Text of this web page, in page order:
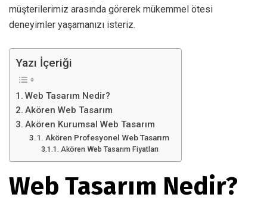
müşterilerimiz arasında görerek mükemmel ötesi
deneyimler yaşamanızı isteriz.
Yazı İçeriği
Web Tasarım Nedir?
Akören Web Tasarım
Akören Kurumsal Web Tasarım
Akören Profesyonel Web Tasarım
Akören Web Tasarım Fiyatları
Web Tasarım Nedir?